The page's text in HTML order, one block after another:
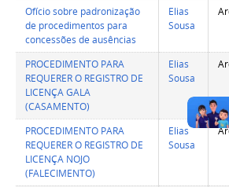
Ofício sobre padronização
de procedimentos para
concessões de ausências
Elias
Sousa
PROCEDIMENTO PARA
REQUERER O REGISTRO DE
LICENÇA GALA
(CASAMENTO)
Elias
Sousa
PROCEDIMENTO PARA
REQUERER O REGISTRO DE
LICENÇA NOJO
(FALECIMENTO)
Elias
Sousa